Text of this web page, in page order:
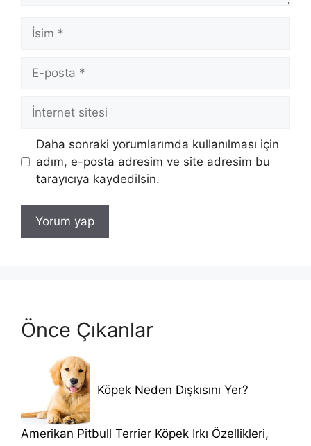
İsim
posta
İnternet
sitesi
Daha sonraki yorumlarımda kullanılması için
adım, e-posta adresim ve site adresim bu
tarayıcıya kaydedilsin.
Önce Çıkanlar
Köpek Neden Dışkısını Yer?
Amerikan Pitbull Terrier Köpek Irkı Özellikleri,